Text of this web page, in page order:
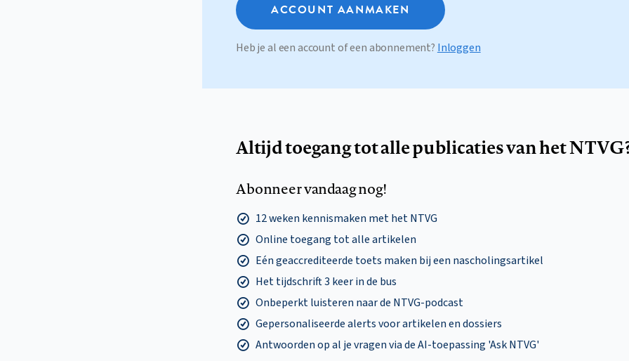
ACCOUNT AANMAKEN
Heb je al een account of een abonnement? Inloggen
Altijd toegang tot alle publicaties van het
Abonneer vandaag nog!
12 weken kennismaken met het NTVG
Online toegang tot alle artikelen
Eén geaccrediteerde toets maken bij een nascholingsartikel
Het tijdschrift 3 keer in de bus
Onbeperkt luisteren naar de NTVG-podcast
Gepersonaliseerde alerts voor artikelen en dossiers
Antwoorden op al je vragen via de AI-toepassing 'Ask NTVG'